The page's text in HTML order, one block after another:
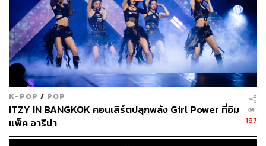
K-POP / POP
ITZY IN BANGKOK คอนเสิร์ตปลุกพลัง Girl Power ที่อิม
แพ็ค อารีน่า
187